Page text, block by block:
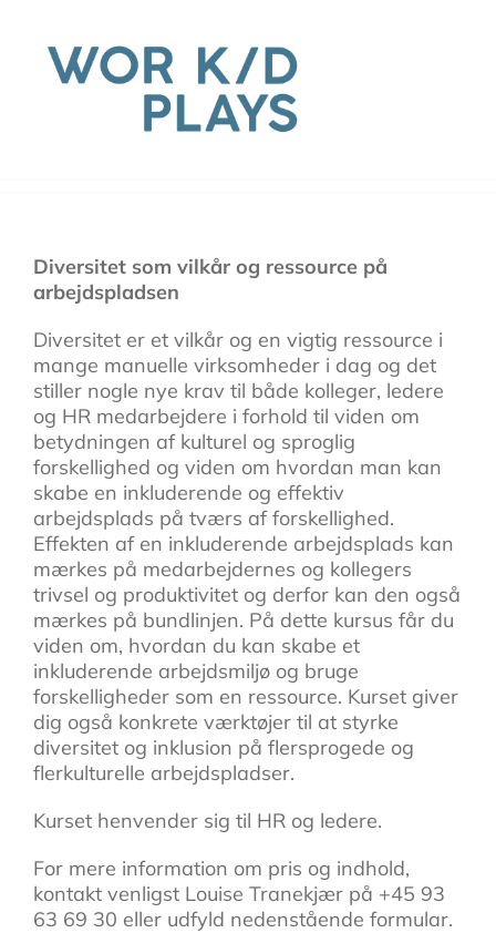
content
Diversitet som vilkår og ressource på
arbejdspladsen
Diversitet er et vilkår og en vigtig ressource i
mange manuelle virksomheder i dag og det
stiller nogle nye krav til både kolleger, ledere
og HR medarbejdere i forhold til viden om
betydningen af kulturel og sproglig
forskellighed og viden om hvordan man kan
skabe en inkluderende og effektiv
arbejdsplads på tværs af forskellighed.
Effekten af en inkluderende arbejdsplads kan
mærkes på medarbejdernes og kollegers
trivsel og produktivitet og derfor kan den også
mærkes på bundlinjen. På dette kursus får du
viden om, hvordan du kan skabe et
inkluderende arbejdsmiljø og bruge
forskelligheder som en ressource. Kurset giver
dig også konkrete værktøjer til at styrke
diversitet og inklusion på flersprogede og
flerkulturelle arbejdspladser.
Kurset henvender sig til HR og ledere.
For mere information om pris og indhold,
kontakt venligst Louise Tranekjær på +45 93
63 69 30 eller udfyld nedenstående formular.